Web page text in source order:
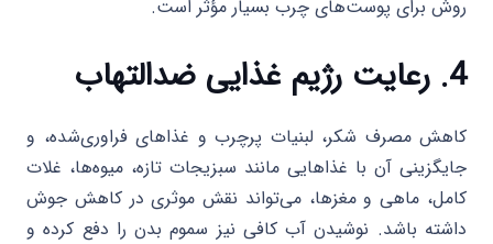
روش برای پوست‌های چرب بسیار مؤثر است.
4. رعایت رژیم غذایی ضدالتهاب
کاهش مصرف شکر، لبنیات پرچرب و غذاهای فراوری‌شده، و
جایگزینی آن با غذاهایی مانند سبزیجات تازه، میوه‌ها، غلات
کامل، ماهی و مغزها، می‌تواند نقش موثری در کاهش جوش
داشته باشد. نوشیدن آب کافی نیز سموم بدن را دفع کرده و